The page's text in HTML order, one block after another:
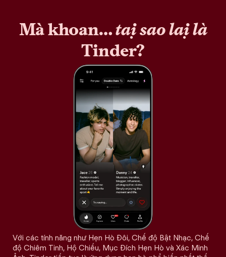
Mà khoan…tại sao lại là
Tinder?
Với các tính năng như Hẹn Hò Đôi, Chế độ Bật Nhạc, Chế
độ Chiêm Tinh, Hộ Chiếu, Mục Đích Hẹn Hò và Xác Minh